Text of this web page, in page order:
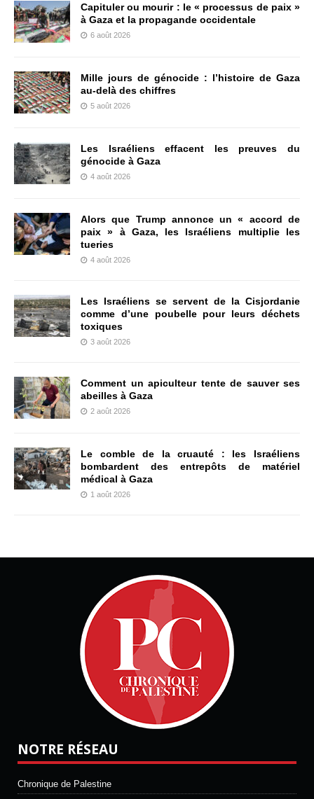
Capituler ou mourir : le « processus de paix »
à Gaza et la propagande occidentale
6 août 2026
Mille jours de génocide : l’histoire de Gaza
au-delà des chiffres
5 août 2026
Les Israéliens effacent les preuves du
génocide à Gaza
4 août 2026
Alors que Trump annonce un « accord de
paix » à Gaza, les Israéliens multiplie les
tueries
4 août 2026
Les Israéliens se servent de la Cisjordanie
comme d’une poubelle pour leurs déchets
toxiques
3 août 2026
Comment un apiculteur tente de sauver ses
abeilles à Gaza
2 août 2026
Le comble de la cruauté : les Israéliens
bombardent des entrepôts de matériel
médical à Gaza
1 août 2026
NOTRE RÉSEAU
Chronique de Palestine